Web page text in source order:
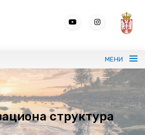
МЕНИ
структура